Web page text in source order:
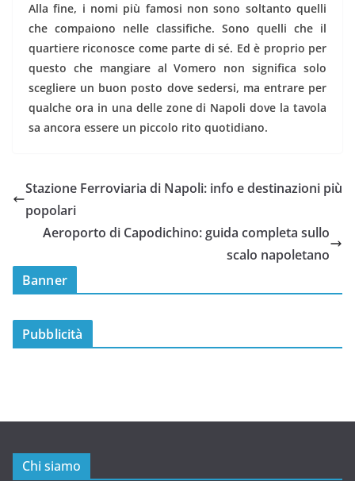
Alla fine, i nomi più famosi non sono soltanto quelli
che compaiono nelle classifiche. Sono quelli che il
quartiere riconosce come parte di sé. Ed è proprio per
questo che mangiare al Vomero non significa solo
scegliere un buon posto dove sedersi, ma entrare per
qualche ora in una delle zone di Napoli dove la tavola
sa ancora essere un piccolo rito quotidiano.
Stazione Ferroviaria di Napoli: info e destinazioni più
popolari
Aeroporto di Capodichino: guida completa sullo
scalo napoletano
Banner
Pubblicità
Chi siamo